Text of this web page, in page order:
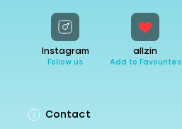
Instagram
Follow us
allzin
Add to Favourites
Contact